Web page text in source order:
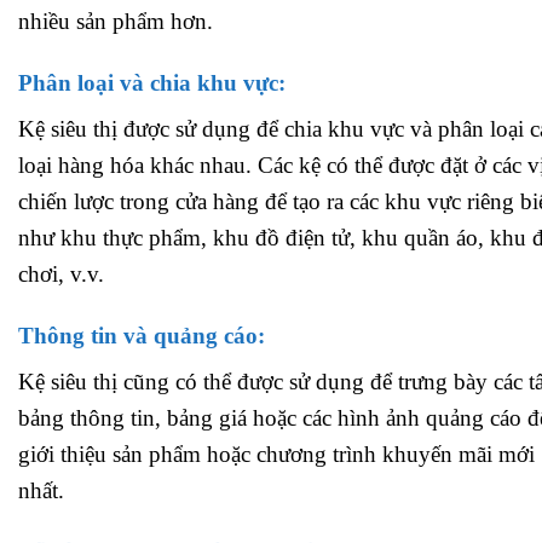
nhiều sản phẩm hơn.
Phân loại và chia khu vực:
Kệ siêu thị được sử dụng để chia khu vực và phân loại
loại hàng hóa khác nhau. Các kệ có thể được đặt ở các
chiến lược trong cửa hàng để tạo ra các khu vực riêng
như khu thực phẩm, khu đồ điện tử, khu quần áo, khu
chơi, v.v.
Thông tin và quảng cáo:
Kệ siêu thị cũng có thể được sử dụng để trưng bày các
bảng thông tin, bảng giá hoặc các hình ảnh quảng cáo
giới thiệu sản phẩm hoặc chương trình khuyến mãi mới
nhất.